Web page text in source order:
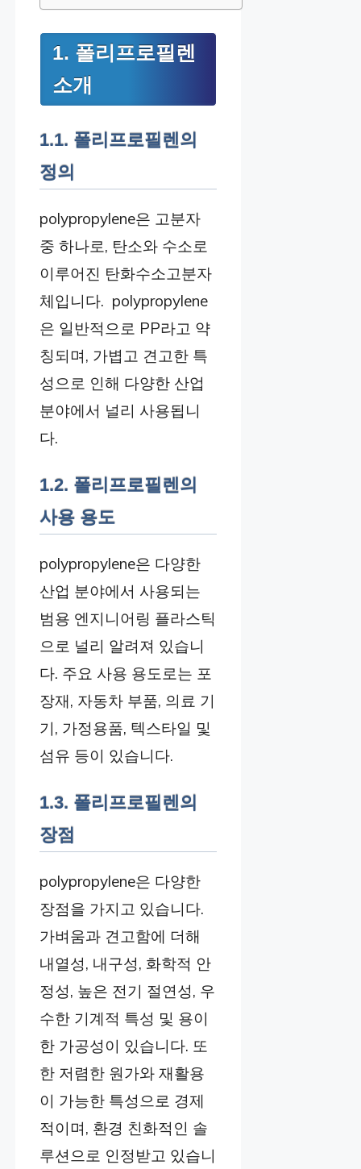
1. 폴리프로필렌
소개
1.1. 폴리프로필렌의
정의
polypropylene은 고분자
중 하나로, 탄소와 수소로
이루어진 탄화수소고분자
체입니다. polypropylene
은 일반적으로 PP라고 약
칭되며, 가볍고 견고한 특
성으로 인해 다양한 산업
분야에서 널리 사용됩니
다.
1.2. 폴리프로필렌의
사용 용도
polypropylene은 다양한
산업 분야에서 사용되는
범용 엔지니어링 플라스틱
으로 널리 알려져 있습니
다. 주요 사용 용도로는 포
장재, 자동차 부품, 의료 기
기, 가정용품, 텍스타일 및
섬유 등이 있습니다.
1.3. 폴리프로필렌의
장점
polypropylene은 다양한
장점을 가지고 있습니다.
가벼움과 견고함에 더해
내열성, 내구성, 화학적 안
정성, 높은 전기 절연성, 우
수한 기계적 특성 및 용이
한 가공성이 있습니다. 또
한 저렴한 원가와 재활용
이 가능한 특성으로 경제
적이며, 환경 친화적인 솔
루션으로 인정받고 있습니